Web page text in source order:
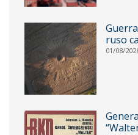
ruso
01/08/